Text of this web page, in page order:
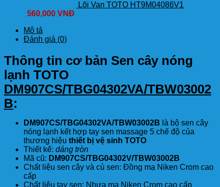
Lõi Van TOTO HT9M04086V1
560,000VNĐ
Mô tả
Đánh giá (0)
Thông tin cơ bản Sen cây nóng
lạnh TOTO
DM907CS/TBG04302VA/TBW03002
B:
DM907CS/TBG04302VA/TBW03002B là bộ sen cây
nóng lạnh kết hợp tay sen massage 5 chế độ của
thương hiệu thiết bị vệ sinh TOTO
Thiết kế: dáng tròn
Mã cũ: DM907CS/TBG04302V/TBW03002B
Chất liệu sen cây và củ sen: Đồng mạ Niken Crom cao
cấp
Chất liệu tay sen: Nhựa mạ Niken Crom cao cấp